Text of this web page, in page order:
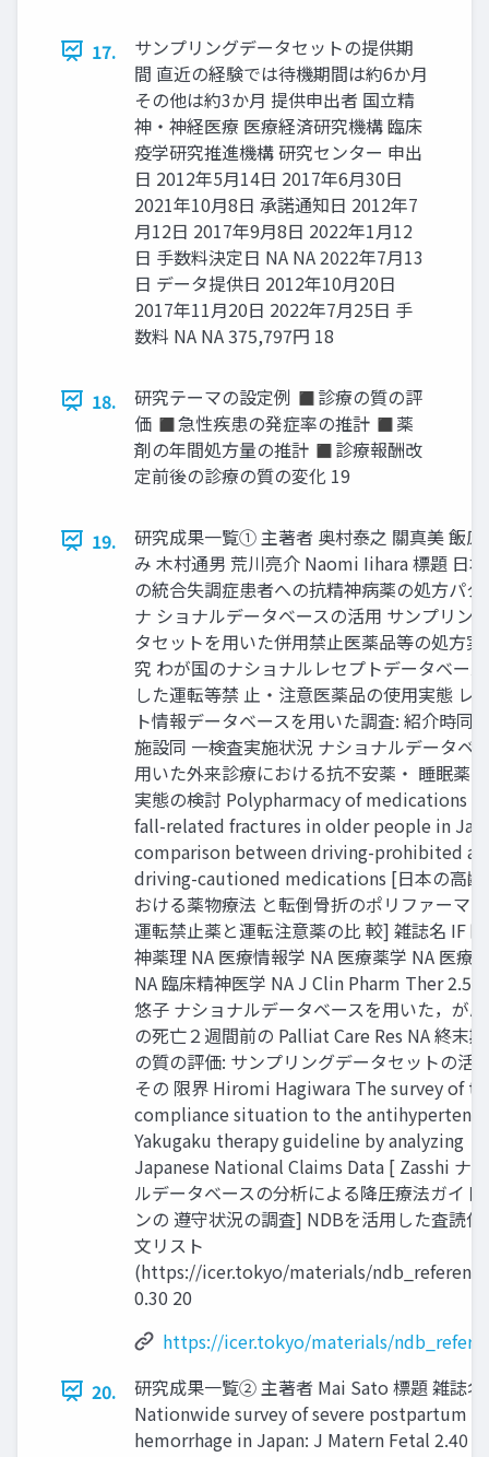
17.
サンプリングデータセットの提供期
間 直近の経験では待機期間は約6か月
その他は約3か月 提供申出者 国立精
神・神経医療 医療経済研究機構 臨床
疫学研究推進機構 研究センター 申出
日 2012年5月14日 2017年6月30日
2021年10月8日 承諾通知日 2012年7
月12日 2017年9月8日 2022年1月12
日 手数料決定日 NA NA 2022年7月13
日 データ提供日 2012年10月20日
2017年11月20日 2022年7月25日 手
数料 NA NA 375,797円 18
18.
研究テーマの設定例 ◼診療の質の評
価 ◼急性疾患の発症率の推計 ◼薬
剤の年間処方量の推計 ◼診療報酬改
定前後の診療の質の変化 19
19.
研究成果一覧① 主著者 奥村泰之 關真美 飯原
み 木村通男 荒川亮介 Naomi Iihara 標題 日
の統合失調症患者への抗精神病薬の処方パタ
ナ ショナルデータベースの活用 サンプリン
タセットを用いた併用禁止医薬品等の処方実
究 わが国のナショナルレセプトデータベー
した運転等禁 止・注意医薬品の使用実態 レ
ト情報データベースを用いた調査: 紹介時同
施設同 一検査実施状況 ナショナルデータベ
用いた外来診療における抗不安薬・ 睡眠薬
実態の検討 Polypharmacy of medications
fall-related fractures in older people in
comparison between driving-prohibited
driving-cautioned medications [日本の高齢
おける薬物療法 と転倒骨折のポリファーマ
運転禁止薬と運転注意薬の比 較] 雑誌名 IF
神薬理 NA 医療情報学 NA 医療薬学 NA 医療
NA 臨床精神医学 NA J Clin Pharm Ther 2.51
悠子 ナショナルデータベースを用いた，が
の死亡２週間前の Palliat Care Res NA 終末
の質の評価: サンプリングデータセットの活
その 限界 Hiromi Hagiwara The survey of
compliance situation to the
Yakugaku therapy guideline by analyzing
Japanese National Claims Data [ Zasshi ナ
ルデータベースの分析による降圧療法ガイド
ンの 遵守状況の調査] NDBを活用した査読付
文リスト
(https://icer.tokyo/materials/
0.30 20
https://icer.tokyo/materials/
20.
研究成果一覧② 主著者 Mai Sato 標題 雑誌名
Nationwide survey of severe postpartum
hemorrhage in Japan: J Matern Fetal 2.40